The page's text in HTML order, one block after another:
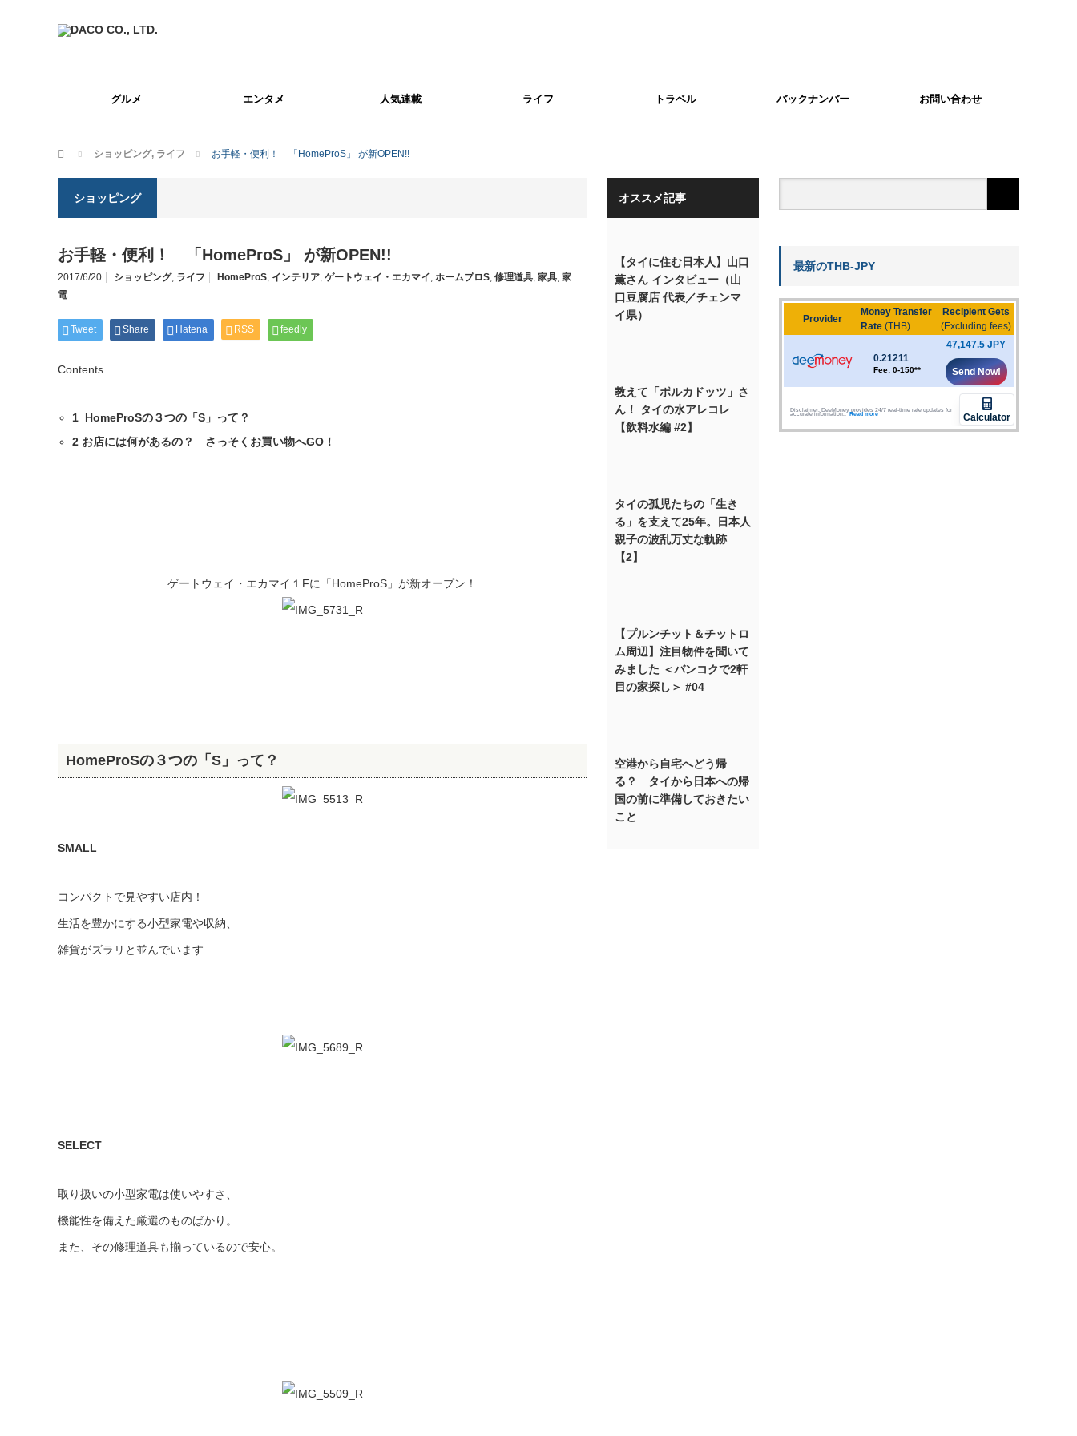
グルメ エンタメ 人気連載 ライフ トラベル バックナンバー お問い合わせ
ホーム ショッピング, ライフ お手軽・便利！ 「HomeProS」 が新OPEN!!
ショッピング
お手軽・便利！ 「HomeProS」 が新OPEN!!
2017/6/20 ショッピング, ライフ HomeProS, インテリア, ゲートウェイ・エカマイ, ホームプロS, 修理道具, 家具, 家
電
Tweet Share Hatena RSS feedly
Contents
1 HomeProSの３つの「S」って？
2 お店には何があるの？ さっそくお買い物へGO！
ゲートウェイ・エカマイ１Fに「HomeProS」が新オープン！
HomeProSの３つの「S」って？
SMALL
コンパクトで見やすい店内！
生活を豊かにする小型家電や収納、
雑貨がズラリと並んでいます
SELECT
取り扱いの小型家電は使いやすさ、
機能性を備えた厳選のものばかり。
また、その修理道具も揃っているので安心。
オススメ記事
【タイに住む日本人】山口
薫さん インタビュー（山
口豆腐店 代表／チェンマ
イ県）
教えて「ポルカドッツ」さ
ん！ タイの水アレコレ
【飲料水編 #2】
タイの孤児たちの「生き
る」を支えて25年。日本人
親子の波乱万丈な軌跡
【2】
【プルンチット＆チットロ
ム周辺】注目物件を聞いて
みました ＜バンコクで2軒
目の家探し＞ #04
空港から自宅へどう帰
る？ タイから日本への帰
国の前に準備しておきたい
こと
最新のTHB-JPY